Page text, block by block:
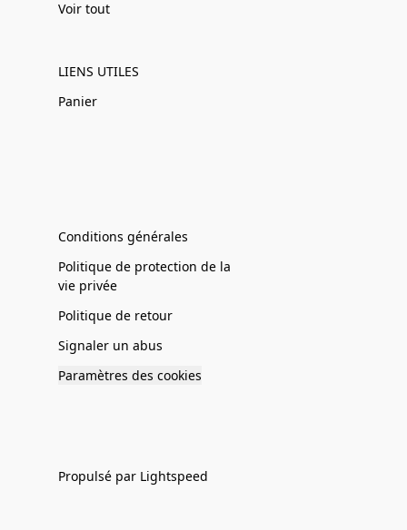
Voir tout
LIENS UTILES
Panier
Conditions générales
Politique de protection de la
vie privée
Politique de retour
Signaler un abus
Paramètres des cookies
Propulsé par Lightspeed